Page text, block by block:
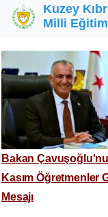
Ana içeriğe atla
Kuzey
Milli Eğitim
Bakan
Kasım Öğretmenler
Mesajı